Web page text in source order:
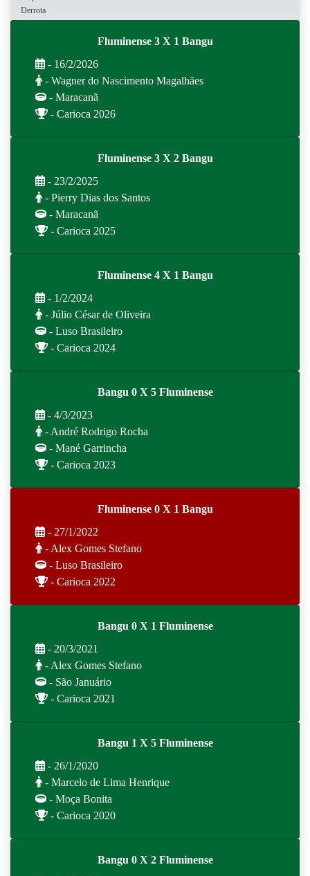
Derrota
Fluminense 3 X 1 Bangu
- 16/2/2026
- Wagner do Nascimento Magalhães
- Maracanã
- Carioca 2026
Fluminense 3 X 2 Bangu
- 23/2/2025
- Pierry Dias dos Santos
- Maracanã
- Carioca 2025
Fluminense 4 X 1 Bangu
- 1/2/2024
- Júlio César de Oliveira
- Luso Brasileiro
- Carioca 2024
Bangu 0 X 5 Fluminense
- 4/3/2023
- André Rodrigo Rocha
- Mané Garrincha
- Carioca 2023
Fluminense 0 X 1 Bangu
- 27/1/2022
- Alex Gomes Stefano
- Luso Brasileiro
- Carioca 2022
Bangu 0 X 1 Fluminense
- 20/3/2021
- Alex Gomes Stefano
- São Januário
- Carioca 2021
Bangu 1 X 5 Fluminense
- 26/1/2020
- Marcelo de Lima Henrique
- Moça Bonita
- Carioca 2020
Bangu 0 X 2 Fluminense